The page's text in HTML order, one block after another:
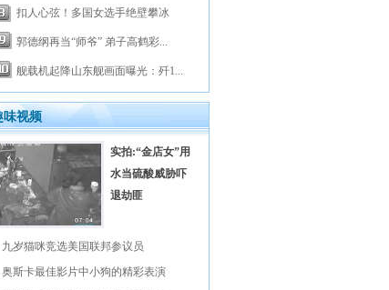
扣人心弦！多国女选手绝壁攀冰
郭德纲再当“师爷” 弟子高鹤彩...
舰载机起降山东舰画面曝光：歼1...
味视频
实拍:“金店女”用
水当硫酸威胁吓
退劫匪
九岁猫咪竞选美国联邦参议员
奥斯卡最佳影片中小狗的精彩表演